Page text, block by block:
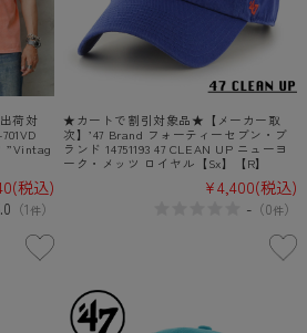
荷対
”Vintag
(税込)
（1件）
★カートで割引対象品★【メーカー取
次】’47 Brand フォーティーセブン・ブ
ランド 14751193 47 CLEAN UP ニューヨ
ーク・メッツ ロイヤル【Sx】【R】
¥4,400(税込)
- （0件）